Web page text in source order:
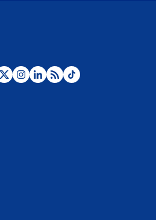
¿Por qué De la Espriella gobernará